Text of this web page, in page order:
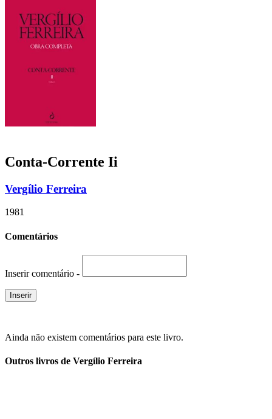
Conta-Corrente Ii
Vergílio Ferreira
1981
Comentários
Inserir comentário -
Ainda não existem comentários para este livro.
Outros livros de Vergílio Ferreira